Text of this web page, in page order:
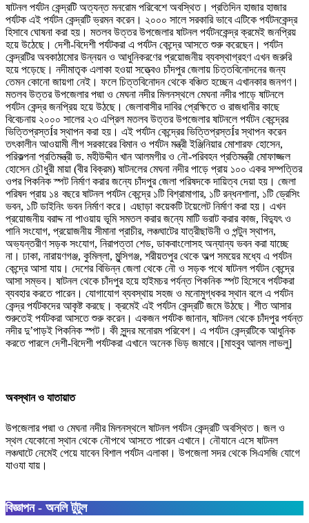
ষাটনল পর্যটন কেন্দ্রটি অত্যন্ত মনরোম পরিবেশে অবস্থিত। প্রতিদিন হাজার হাজার
পর্যটক এই পর্যটন কেন্দ্রটি ভ্রমন করেন। ২০০০ সালে সরকারি ভাবে এটিকে পর্যটনকেন্দ্র
হিসাবে ঘোষনা করা হয়। মতলব উত্তর উপজেলার ষাটনল পর্যটনকেন্দ্র ক্রমেই জনপ্রিয়
হয়ে উঠেছে। দেশী-বিদেশী পর্যটকরা এ পর্যটন কেন্দ্রে আসতে শুরু করেছেন। পর্যটন
কেন্দ্রটির অবকাঠামোর উন্নয়ন ও আধুনিকরণের প্রয়োজনীয় ব্যবস্থাগ্রহণ এখন জরুরি
হয়ে পড়েছে। নদীমাতৃক এলাকা হওয়া সত্ত্বেও চাঁদপুর জেলায় চিত্তবিনোদনের জন্য
তেমন কোনো জায়গা নেই। ফলে চিত্তবিনোদন থেকে বঞ্চিত হচ্ছেন এখানকার জনগণ।
মতলব উত্তর উপজেলার পদ্মা ও মেঘনা নদীর মিলনস্থলে মেঘনা নদীর পাড়ে ষাটনলে
পর্যটন কেন্দ্র জনপ্রিয় হয়ে উঠছে। জেলাবাসীর দাবির প্রেক্ষিতে ও রাজধানীর কাছে
বিবেচনায় ২০০০ সালের ২৩ এপ্রিল মতলব উত্তর উপজেলার ষাটনলে পর্যটন কেন্দ্রের
ভিত্তিপ্রস্তÍর স্থাপন করা হয়। এই পর্যটন কেন্দ্রের ভিত্তিপ্রস্তÍর স্থাপন করেন
তৎকালীন আওয়ামী লীগ সরকারের বিমান ও পর্যটন মন্ত্রী ইঞ্জিনিয়ার মোশারফ হোসেন,
পরিকল্পনা প্রতিমন্ত্রী ড. মহীউদ্দীন খান আলমগীর ও নৌ-পরিবহন প্রতিমন্ত্রী মোফাজ্জল
হোসেন চৌধুরী মায়া (বীর বিক্রম) ষাটনলের মেঘনা নদীর পাড়ে প্রায় ১০০ একর সম্পত্তির
ওপর পিকনিক স্পট নির্মাণ করার জন্যে চাঁদপুর জেলা পরিষদকে দায়িত্ব দেয়া হয়। জেলা
পরিষদ প্রায় ১৪ বছরে ষাটনল পর্যটন কেন্দ্রে ১টি বিশ্রামাগার, ১টি রন্ধনশালা, ১টি ড্রেসিং
ভবন, ১টি ডাইনিং ভবন নির্মাণ করে। এছাড়া কয়েকটি টয়েলেট নির্মাণ করা হয়। এখন
প্রয়োজনীয় বরাদ্দ না পাওয়ায় ভূমি সমতল করার জন্যে মাটি ভরাট করার কাজ, বিদ্যুৎ ও
পানি সংযোগ, প্রয়োজনীয় সীমানা প্রাচীর, লঞ্চঘাটের যাত্রীছাউনী ও পন্টুন স্থাপন,
অভ্যন্তরীণ সড়ক সংযোগ, নিরাপত্তা শেড, ডাকবাংলোসহ অন্যান্য ভবন করা যাচ্ছে
না। ঢাকা, নারায়ণগঞ্জ, কুমিল্লা, মুন্সিগঞ্জ, শরীয়তপুর থেকে অল্প সময়ের মধ্যে এ পর্যটন
কেন্দ্রে আসা যায়। দেশের বিভিন্ন জেলা থেকে নৌ ও সড়ক পথে ষাটনল পর্যটন কেন্দ্রে
আসা সম্ভব। ষাটনল থেকে চাঁদপুর হয়ে হাইমচর পর্যন্ত পিকনিক স্পট হিসেবে পর্যটকরা
ব্যবহার করতে পারেন। যোগাযোগ ব্যবস্থায় সহজ ও মনোমুগ্ধকর স্থান বলে এ পর্যটন
কেন্দ্র পর্যটকদের আকৃষ্ট করছে। ক্রমেই এই পর্যটন কেন্দ্রটি জমে উঠছে। শীত আসার
শুরুতেই পর্যটকরা আসতে শুরু করেন। একজন পর্যটক জানান, ষাটনল থেকে চাঁদপুর পর্যন্ত
নদীর দু’পাড়ই পিকনিক স্পট। কী সুন্দর মনোরম পরিবেশ। এ পর্যটন কেন্দ্রটিকে আধুনিক
করতে পারলে দেশী-বিদেশী পর্যটকরা এখানে অনেক ভিড় জমাবে।[মাহবুব আলম লাভলু]
অবস্থান ও যাতায়াত
উপজেলার পদ্মা ও মেঘনা নদীর মিলনস্থলে ষাটনল পর্যটন কেন্দ্রটি অবস্থিত। জল ও
স্থল যেকোনো স্থান থেকে নৌপথে আসতে পারেন এখানে। নৌযানে এসে ষাটনল
লঞ্চঘাটে নেমেই পেয়ে যাবেন বিশাল পর্যটন এলাকা। উপজেলা সদর থেকে সিএসজি যোগে
যাওযা যায়।
বিজ্ঞাপন - অনলি টুটুল